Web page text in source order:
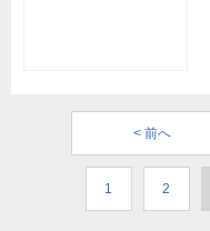
< 前へ
1 2